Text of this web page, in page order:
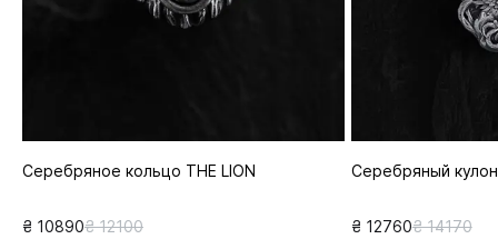
Серебряное кольцо THE LION
₴ 10890₴ 12100
Серебряный кулон
₴ 12760₴ 14170